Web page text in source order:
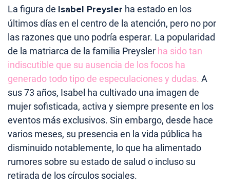
La figura de Isabel Preysler ha estado en los
últimos días en el centro de la atención, pero no por
las razones que uno podría esperar. La popularidad
de la matriarca de la familia Preysler ha sido tan
indiscutible que su ausencia de los focos ha
generado todo tipo de especulaciones y dudas. A
sus 73 años, Isabel ha cultivado una imagen de
mujer sofisticada, activa y siempre presente en los
eventos más exclusivos. Sin embargo, desde hace
varios meses, su presencia en la vida pública ha
disminuido notablemente, lo que ha alimentado
rumores sobre su estado de salud o incluso su
retirada de los círculos sociales.